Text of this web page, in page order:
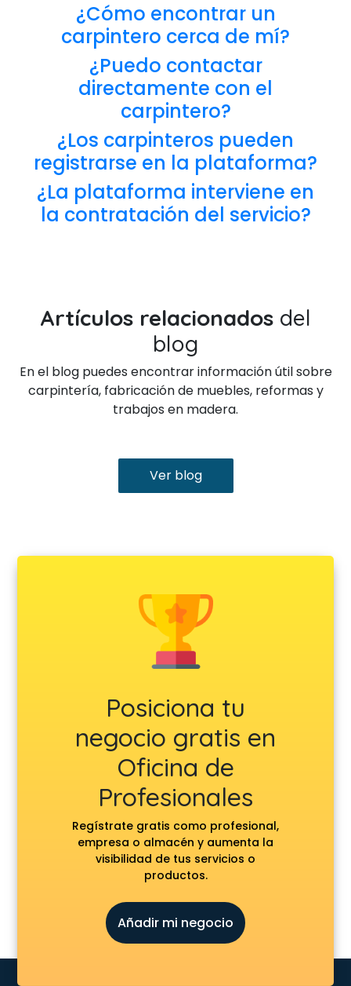
¿Cómo encontrar un
carpintero cerca de mí?
¿Puedo contactar
directamente con el
carpintero?
¿Los carpinteros pueden
registrarse en la plataforma?
¿La plataforma interviene en
la contratación del servicio?
Artículos relacionados del
blog
En el blog puedes encontrar información útil sobre
carpintería, fabricación de muebles, reformas y
trabajos en madera.
Ver blog
Posiciona tu
negocio gratis en
Oficina de
Profesionales
Regístrate gratis como profesional,
empresa o almacén y aumenta la
visibilidad de tus servicios o
productos.
Añadir mi negocio